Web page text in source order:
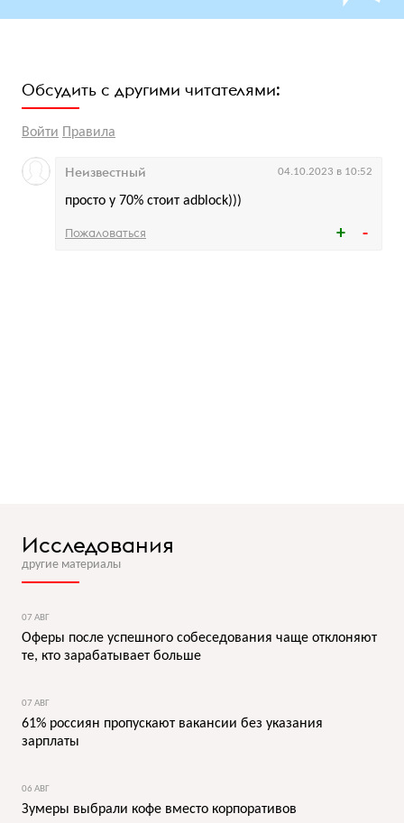
Обсудить с другими читателями:
Войти Правила
просто у 70% стоит adblock)))
Неизвестный 04.10.2023 в 10:52
Пожаловаться
Исследования
другие материалы
07 АВГ
Оферы после успешного собеседования чаще отклоняют
те, кто зарабатывает больше
07 АВГ
61% россиян пропускают вакансии без указания
зарплаты
06 АВГ
Зумеры выбрали кофе вместо корпоративов